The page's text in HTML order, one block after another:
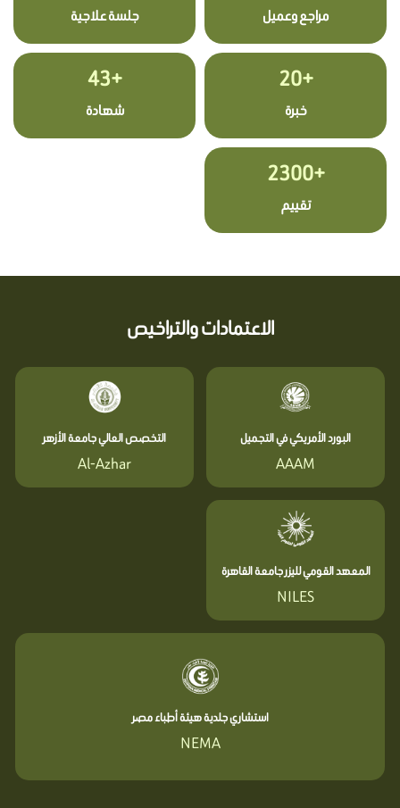
مراجع وعميل جلسة علاجية
+20
خبرة
+43
شهادة
+2300
تقييم
الاعتمادات والتراخيص
البورد الأمريكي في التجميل
AAAM
التخصص العالي جامعة الأزهر
Al-Azhar
المعهد القومي لليزر جامعة القاهرة
NILES
استشاري جلدية هيئة أطباء مصر
NEMA